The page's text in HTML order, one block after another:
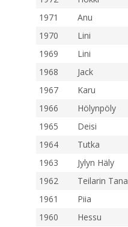
1971
Anu
1970
Lini
1969
Lini
1968
Jack
1967
Karu
1966
Hölynpöly
1965
Deisi
1964
Tutka
1963
Jylyn Häly
1962
Teilarin Tana
1961
Piia
1960
Hessu